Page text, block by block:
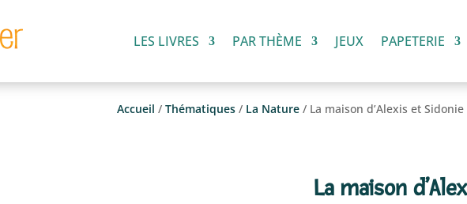
LES LIVRES PAR THÈME JEUX PAPETERIE
Accueil / Thématiques/ La Nature/ La maison d’Alexis et Sidonie
La maison